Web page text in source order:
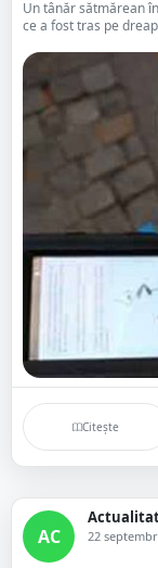
Un tânăr sătmărean
ce a fost tras pe
Citește
AC 22